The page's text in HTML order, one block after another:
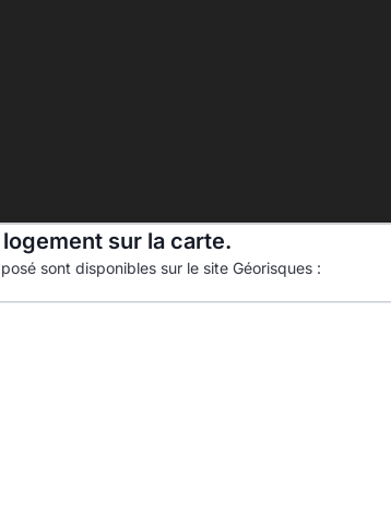
sur la carte.
sont disponibles sur le site Géorisques :